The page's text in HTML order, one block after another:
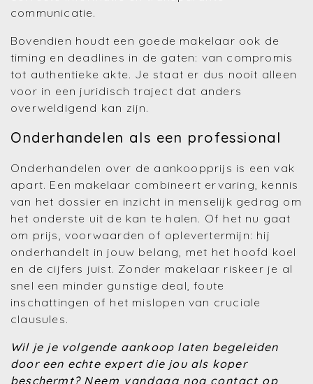
communicatie.
Bovendien houdt een goede makelaar ook de
timing en deadlines in de gaten: van compromis
tot authentieke akte. Je staat er dus nooit alleen
voor in een juridisch traject dat anders
overweldigend kan zijn.
Onderhandelen als een professional
Onderhandelen over de aankoopprijs is een vak
apart. Een makelaar combineert ervaring, kennis
van het dossier en inzicht in menselijk gedrag om
het onderste uit de kan te halen. Of het nu gaat
om prijs, voorwaarden of oplevertermijn: hij
onderhandelt in jouw belang, met het hoofd koel
en de cijfers juist. Zonder makelaar riskeer je al
snel een minder gunstige deal, foute
inschattingen of het mislopen van cruciale
clausules.
Wil je je volgende aankoop laten begeleiden
door een echte expert die jou als koper
beschermt? Neem vandaag nog contact op